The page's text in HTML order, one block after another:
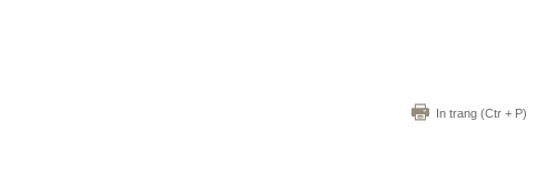
In trang (Ctr + P)